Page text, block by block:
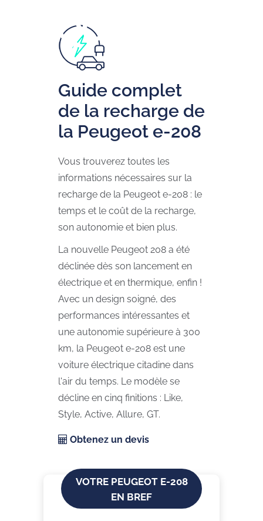
Guide complet
de la recharge de
la Peugeot e-208
Vous trouverez toutes les
informations nécessaires sur la
recharge de la Peugeot e-208 : le
temps et le coût de la recharge,
son autonomie et bien plus.
La nouvelle Peugeot 208 a été
déclinée dès son lancement en
électrique et en thermique, enfin !
Avec un design soigné, des
performances intéressantes et
une autonomie supérieure à 300
km, la Peugeot e-208 est une
voiture électrique citadine dans
l'air du temps. Le modèle se
décline en cinq finitions : Like,
Style, Active, Allure, GT.
Obtenez un devis
VOTRE PEUGEOT E-208
EN BREF